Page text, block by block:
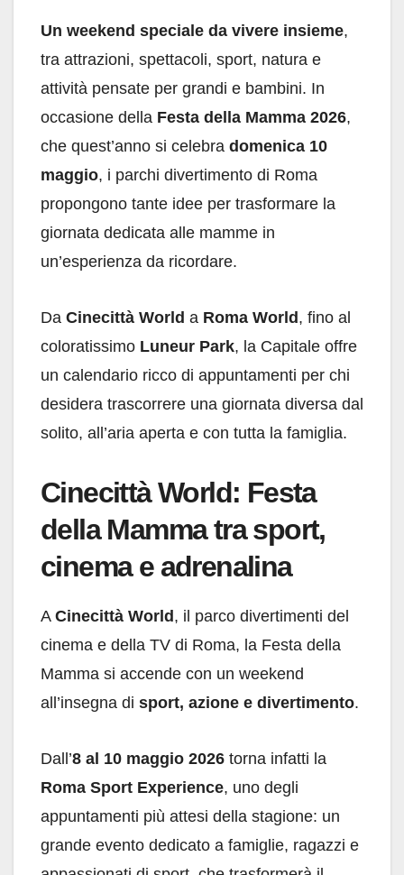
Un weekend speciale da vivere insieme,
tra attrazioni, spettacoli, sport, natura e
attività pensate per grandi e bambini. In
occasione della Festa della Mamma 2026,
che quest’anno si celebra domenica 10
maggio, i parchi divertimento di Roma
propongono tante idee per trasformare la
giornata dedicata alle mamme in
un’esperienza da ricordare.
Da Cinecittà World a Roma World , fino al
coloratissimo Luneur Park, la Capitale offre
un calendario ricco di appuntamenti per chi
desidera trascorrere una giornata diversa dal
solito, all’aria aperta e con tutta la famiglia.
Cinecittà World: Festa
della Mamma tra sport,
cinema e adrenalina
A Cinecittà World , il parco divertimenti del
cinema e della TV di Roma, la Festa della
Mamma si accende con un weekend
all’insegna di sport, azione e divertimento.
Dall’8 al 10 maggio 2026 torna infatti la
Roma Sport Experience, uno degli
appuntamenti più attesi della stagione: un
grande evento dedicato a famiglie, ragazzi e